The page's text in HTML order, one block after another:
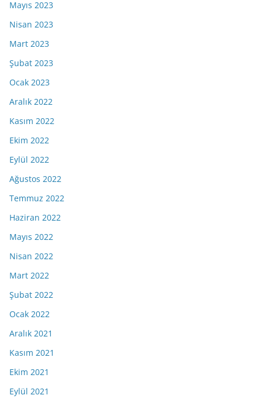
Mayıs 2023
Nisan 2023
Mart 2023
Şubat 2023
Ocak 2023
Aralık 2022
Kasım 2022
Ekim 2022
Eylül 2022
Ağustos 2022
Temmuz 2022
Haziran 2022
Mayıs 2022
Nisan 2022
Mart 2022
Şubat 2022
Ocak 2022
Aralık 2021
Kasım 2021
Ekim 2021
Eylül 2021